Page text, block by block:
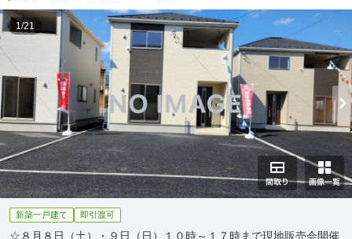
1/21
新築一戸建て 即引渡可
☆８月８日（土）・９日（日）１０時～１７時まで現地販売会開催